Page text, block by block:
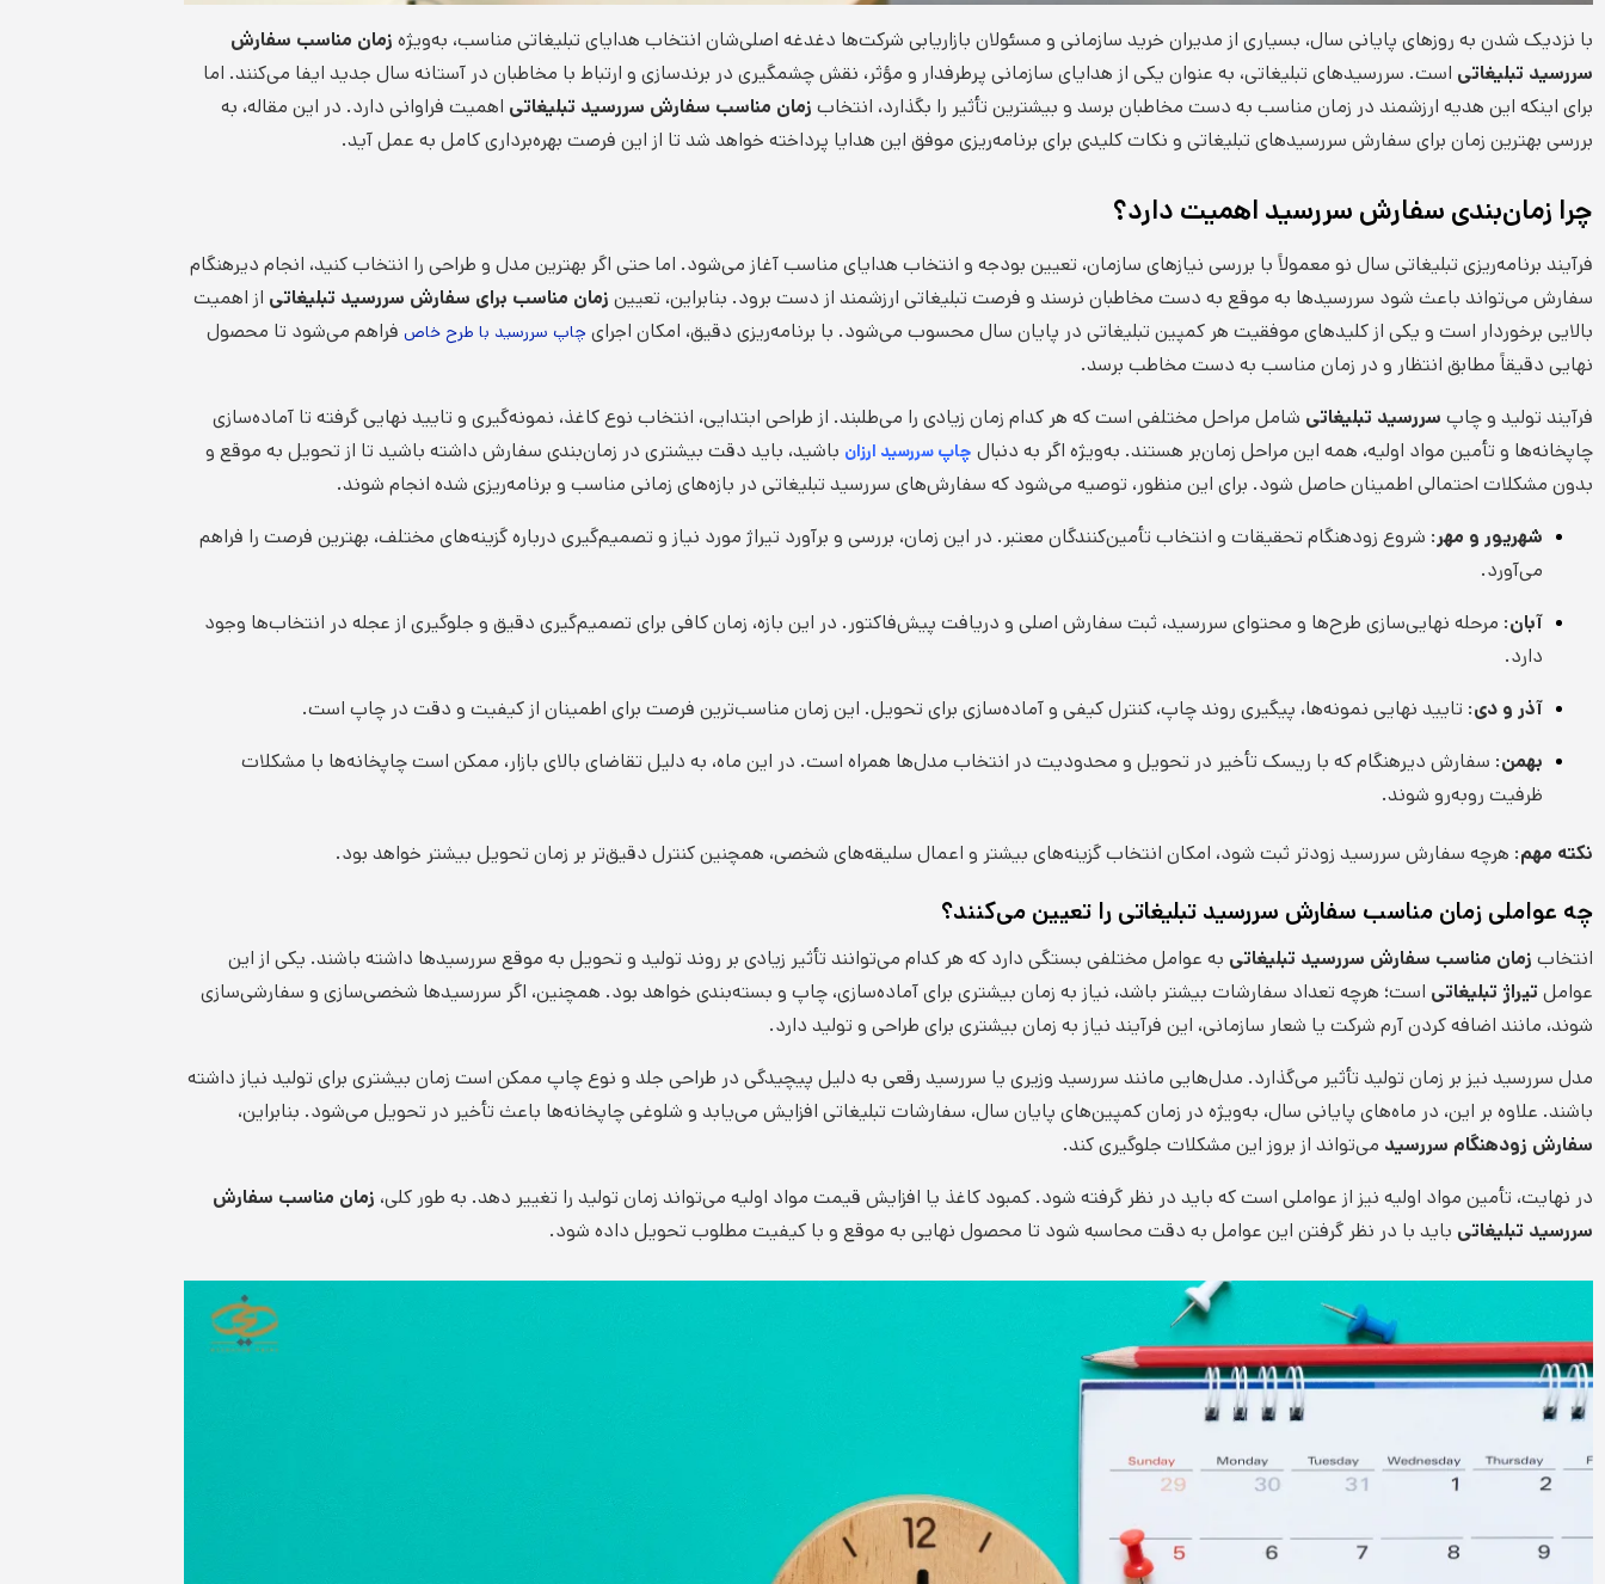
با نزدیک شدن به روزهای پایانی سال، بسیاری از مدیران خرید سازمانی و مسئولان بازاریابی شرکت‌ها دغدغه اصلی‌شان انتخاب هدایای تبلیغاتی مناسب، به‌ویژه زمان مناسب سفارش
سررسید تبلیغاتی است. سررسیدهای تبلیغاتی، به عنوان یکی از هدایای سازمانی پرطرفدار و مؤثر، نقش چشمگیری در برندسازی و ارتباط با مخاطبان در آستانه سال جدید ایفا می‌کنند. اما
برای اینکه این هدیه ارزشمند در زمان مناسب به دست مخاطبان برسد و بیشترین تأثیر را بگذارد، انتخاب زمان مناسب سفارش سررسید تبلیغاتی اهمیت فراوانی دارد. در این مقاله، به
بررسی بهترین زمان برای سفارش سررسیدهای تبلیغاتی و نکات کلیدی برای برنامه‌ریزی موفق این هدایا پرداخته خواهد شد تا از این فرصت بهره‌برداری کامل به عمل آید.
چرا زمان‌بندی سفارش سررسید اهمیت دارد؟
فرآیند برنامه‌ریزی تبلیغاتی سال نو معمولاً با بررسی نیازهای سازمان، تعیین بودجه و انتخاب هدایای مناسب آغاز می‌شود. اما حتی اگر بهترین مدل و طراحی را انتخاب کنید، انجام دیرهنگام
سفارش می‌تواند باعث شود سررسیدها به موقع به دست مخاطبان نرسند و فرصت تبلیغاتی ارزشمند از دست برود. بنابراین، تعیین زمان مناسب برای سفارش سررسید تبلیغاتی از اهمیت
بالایی برخوردار است و یکی از کلیدهای موفقیت هر کمپین تبلیغاتی در پایان سال محسوب می‌شود. با برنامه‌ریزی دقیق، امکان اجرای چاپ سررسید با طرح خاص فراهم می‌شود تا محصول
نهایی دقیقاً مطابق انتظار و در زمان مناسب به دست مخاطب برسد.
نگاهی
به
تقویم؛
طلایی
سفارش
سررسید
تبلیغاتی
فرآیند تولید و چاپ سررسید تبلیغاتی شامل مراحل مختلفی است که هر کدام زمان زیادی را می‌طلبند. از طراحی ابتدایی، انتخاب نوع کاغذ، نمونه‌گیری و تایید نهایی گرفته تا آماده‌سازی
چاپخانه‌ها و تأمین مواد اولیه، همه این مراحل زمان‌بر هستند. به‌ویژه اگر به دنبال چاپ سررسید ارزان باشید، باید دقت بیشتری در زمان‌بندی سفارش داشته باشید تا از تحویل به موقع و
بدون مشکلات احتمالی اطمینان حاصل شود. برای این منظور، توصیه می‌شود که سفارش‌های سررسید تبلیغاتی در بازه‌های زمانی مناسب و برنامه‌ریزی شده انجام شوند.
شهریور و مهر: شروع زودهنگام تحقیقات و انتخاب تأمین‌کنندگان معتبر. در این زمان، بررسی و برآورد تیراژ مورد نیاز و تصمیم‌گیری درباره گزینه‌های مختلف، بهترین فرصت را فراهم
می‌آورد.
آبان: مرحله نهایی‌سازی طرح‌ها و محتوای سررسید، ثبت سفارش اصلی و دریافت پیش‌فاکتور. در این بازه، زمان کافی برای تصمیم‌گیری دقیق و جلوگیری از عجله در انتخاب‌ها وجود
دارد.
آذر و دی: تایید نهایی نمونه‌ها، پیگیری روند چاپ، کنترل کیفی و آماده‌سازی برای تحویل. این زمان مناسب‌ترین فرصت برای اطمینان از کیفیت و دقت در چاپ است.
بهمن: سفارش دیرهنگام که با ریسک تأخیر در تحویل و محدودیت در انتخاب مدل‌ها همراه است. در این ماه، به دلیل تقاضای بالای بازار، ممکن است چاپخانه‌ها با مشکلات
ظرفیت روبه‌رو شوند.
نکته مهم: هرچه سفارش سررسید زودتر ثبت شود، امکان انتخاب گزینه‌های بیشتر و اعمال سلیقه‌های شخصی، همچنین کنترل دقیق‌تر بر زمان تحویل بیشتر خواهد بود.
چه عواملی زمان مناسب سفارش سررسید تبلیغاتی را تعیین می‌کنند؟
انتخاب زمان مناسب سفارش سررسید تبلیغاتی به عوامل مختلفی بستگی دارد که هر کدام می‌توانند تأثیر زیادی بر روند تولید و تحویل به موقع سررسیدها داشته باشند. یکی از این
عوامل تیراژ تبلیغاتی است؛ هرچه تعداد سفارشات بیشتر باشد، نیاز به زمان بیشتری برای آماده‌سازی، چاپ و بسته‌بندی خواهد بود. همچنین، اگر سررسیدها شخصی‌سازی و سفارشی‌سازی
شوند، مانند اضافه کردن آرم شرکت یا شعار سازمانی، این فرآیند نیاز به زمان بیشتری برای طراحی و تولید دارد.
مدل سررسید نیز بر زمان تولید تأثیر می‌گذارد. مدل‌هایی مانند سررسید وزیری یا سررسید رقعی به دلیل پیچیدگی در طراحی جلد و نوع چاپ ممکن است زمان بیشتری برای تولید نیاز داشته
باشند. علاوه بر این، در ماه‌های پایانی سال، به‌ویژه در زمان کمپین‌های پایان سال، سفارشات تبلیغاتی افزایش می‌یابد و شلوغی چاپخانه‌ها باعث تأخیر در تحویل می‌شود. بنابراین،
سفارش زودهنگام سررسید می‌تواند از بروز این مشکلات جلوگیری کند.
در نهایت، تأمین مواد اولیه نیز از عواملی است که باید در نظر گرفته شود. کمبود کاغذ یا افزایش قیمت مواد اولیه می‌تواند زمان تولید را تغییر دهد. به طور کلی، زمان مناسب سفارش
سررسید تبلیغاتی باید با در نظر گرفتن این عوامل به دقت محاسبه شود تا محصول نهایی به موقع و با کیفیت مطلوب تحویل داده شود.